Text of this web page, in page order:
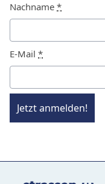
Nachname *
E-Mail *
Jetzt anmelden!